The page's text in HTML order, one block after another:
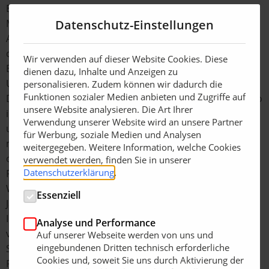
Bei der Klärung der Frage, wie es gelingen kann, AS-
Motor zukunftsfähig aufzustellen, rückte die Firma
AriensCo in den Fokus. Das Familienunternehmen mit
ca. 1.700 Mitarbeitern hat seinen Hauptsitz in Brillion im
Bundesstaat Wisconsin in der Nähe von Chicago in den
USA. Es wird mittlerweile in der vierten Generation von
Dan Ariens geführt und ist vor allem durch sein Portfolio
in den Bereichen Nullwendekreismäher, Rasentraktoren
und Schneefräsen bekannt. Der Mehr-Marken-Konzern
mit seinen starken Einzelmarken wie Ariens, Gravely
oder Countax ist nicht nur wie AS-Motor ein
Familienunternehmen, er hat auch ein sehr ähnliches
Werteverständnis. Schon seit Herbst vergangenen
Jahres gab es intensive Gespräche zwischen den
Inhabern der beiden Firmen und man prüfte
verschiedene Möglichkeiten der Partnerschaft.
Schlussendlich fiel die Entscheidung, dass AriensCo 100
Prozent der Anteile der AS-Motor GmbH übernehmen
Datenschutz-Einstellungen
Wir verwenden auf dieser Website Cookies. Diese
dienen dazu, Inhalte und Anzeigen zu
personalisieren. Zudem können wir dadurch die
Funktionen sozialer Medien anbieten und Zugriffe auf
unsere Website analysieren. Die Art Ihrer
Verwendung unserer Website wird an unsere Partner
für Werbung, soziale Medien und Analysen
weitergegeben. Weitere Information, welche Cookies
verwendet werden, finden Sie in unserer
Datenschutzerklärung.
Essenziell
Analyse und Performance
Auf unserer Webseite werden von uns und
eingebundenen Dritten technisch erforderliche
Cookies und, soweit Sie uns durch Aktivierung der